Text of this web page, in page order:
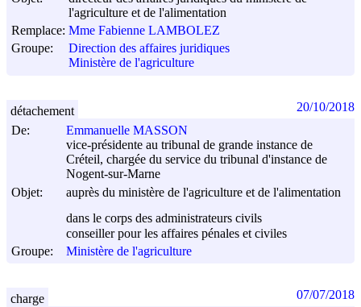
l'agriculture et de l'alimentation
Remplace: Mme Fabienne LAMBOLEZ
Groupe:
Direction des affaires juridiques
Ministère de l'agriculture
De:
Emmanuelle MASSON
vice-présidente au tribunal de grande instance de
Créteil, chargée du service du tribunal d'instance de
Nogent-sur-Marne
Objet:
auprès du ministère de l'agriculture et de l'alimentation
dans le corps des administrateurs civils
conseiller pour les affaires pénales et civiles
Groupe:
Ministère de l'agriculture
détachement 20/10/2018
charge 07/07/2018